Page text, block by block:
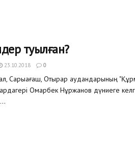
туылған?
23.10.2018 0
Сарыағаш, Отырар аудандарының
Омарбек Нұржанов дүниеге